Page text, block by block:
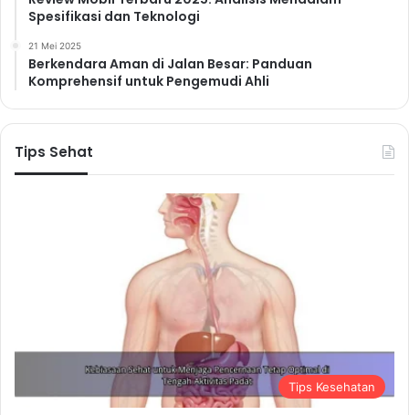
Spesifikasi dan Teknologi
21 Mei 2025
Berkendara Aman di Jalan Besar: Panduan
Komprehensif untuk Pengemudi Ahli
Tips Sehat
Tips Kesehatan